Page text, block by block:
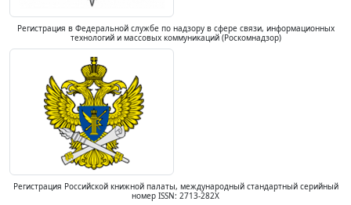
Регистрация в Федеральной службе по надзору в сфере связи, информационных
технологий и массовых коммуникаций (Роскомнадзор)
Регистрация Российской книжной палаты, международный стандартный серийный
номер ISSN: 2713-282X